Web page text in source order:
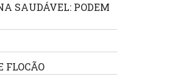
SAUDÁVEL: PODEM
FLOCÃO